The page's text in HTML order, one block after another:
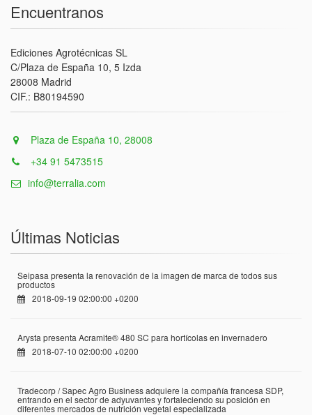
Encuentranos
Ediciones Agrotécnicas SL
C/Plaza de España 10, 5 Izda
28008 Madrid
CIF.: B80194590
Plaza de España 10, 28008
+34 91 5473515
info@terralia.com
Últimas Noticias
Seipasa presenta la renovación de la imagen de marca de todos sus
productos
2018-09-19 02:00:00 +0200
Arysta presenta Acramite® 480 SC para hortícolas en invernadero
2018-07-10 02:00:00 +0200
Tradecorp / Sapec Agro Business adquiere la compañía francesa SDP,
entrando en el sector de adyuvantes y fortaleciendo su posición en
diferentes mercados de nutrición vegetal especializada